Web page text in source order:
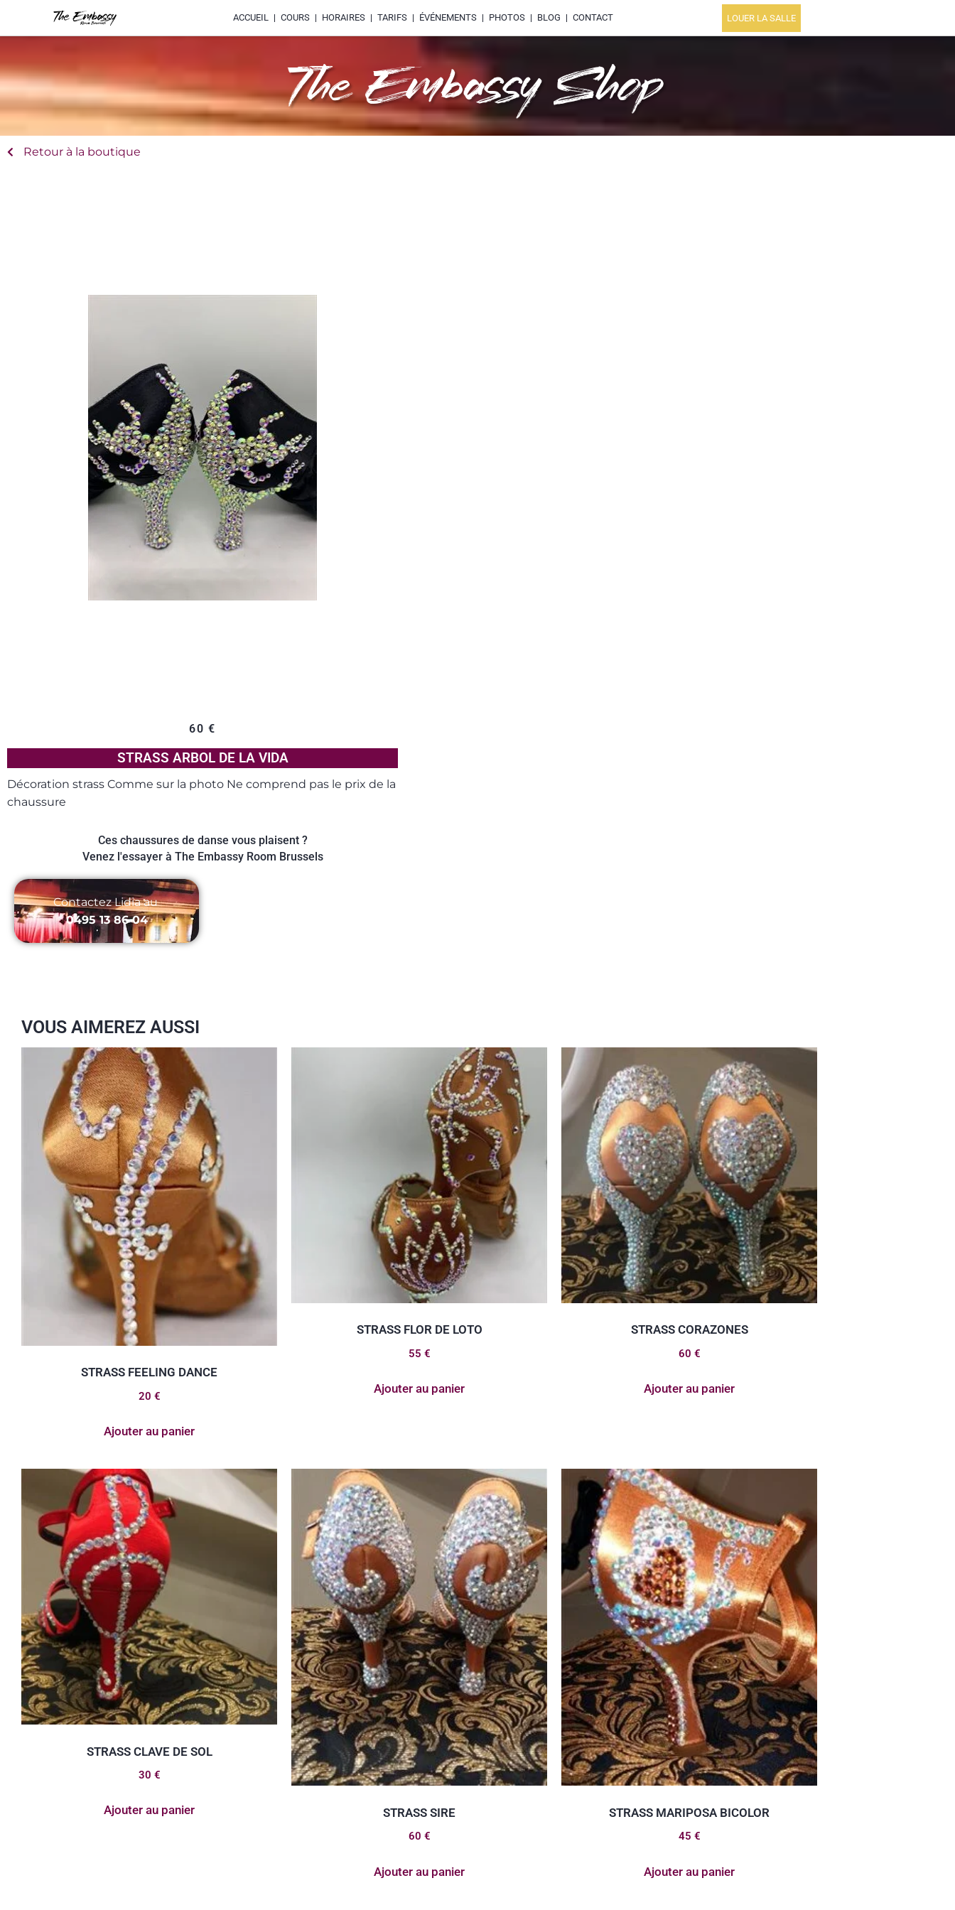
ACCUEIL COURS HORAIRES TARIFS ÉVÉNEMENTS PHOTOS BLOG CONTACT LOUER LA SALLE
The Embassy Shop
Retour à la boutique
60€
STRASS ARBOL DE LA VIDA
Décoration strass Comme sur la photo Ne comprend pas le prix de la
chaussure
Ces chaussures de danse vous plaisent ?
Venez l'essayer à The Embassy Room Brussels
Contactez Lidia au ‭
0495 13 86 04
VOUS AIMEREZ AUSSI
STRASS FEELING DANCE
20 €
Ajouter au panier
STRASS FLOR DE LOTO
55 €
Ajouter au panier
STRASS CORAZONES
60 €
Ajouter au panier
STRASS CLAVE DE SOL
30 €
Ajouter au panier STRASS SIRE
60 €
Ajouter au panier
STRASS MARIPOSA BICOLOR
45 €
Ajouter au panier